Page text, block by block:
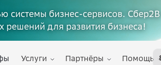
системы бизнес-сервисов.
для развития бизнеса!
Услуги Партнёры Помощь